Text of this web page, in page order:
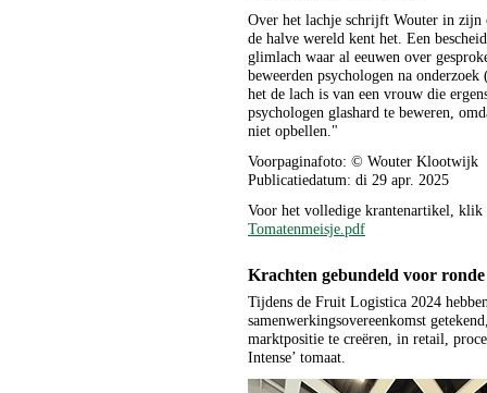
Over het lachje schrijft Wouter in zijn
de halve wereld kent het. Een
glimlach waar al eeuwen over
beweerden psychologen na
het de lach is van een vrouw die
psychologen glashard te beweren,
niet opbellen."
Voorpaginafoto: © Wouter Klootwijk
Publicatiedatum: di 29 apr. 2025
Voor het volledige krantenartikel, klik
Tomatenmeisje.pdf
Krachten gebundeld voor
Tijdens de Fruit Logistica 2024
samenwerkingsovereenkomst
marktpositie te creëren, in retail,
Intense’ tomaat.